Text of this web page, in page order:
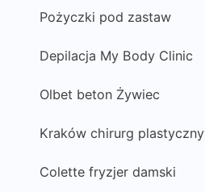
Pożyczki pod zastaw
Depilacja My Body Clinic
Olbet beton Żywiec
Kraków chirurg plastyczny
Colette fryzjer damski